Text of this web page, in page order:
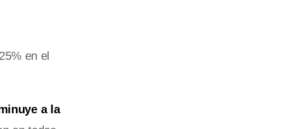
en el
a la